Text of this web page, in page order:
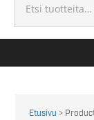
Etusivu >